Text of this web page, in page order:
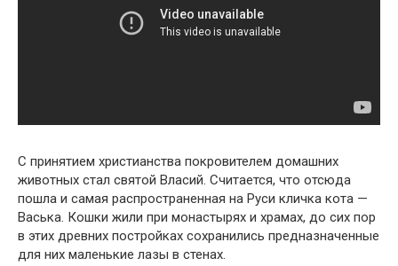
С принятием христианства покровителем домашних
животных стал святой Власий. Считается, что отсюда
пошла и самая распространенная на Руси кличка кота —
Васька. Кошки жили при монастырях и храмах, до сих пор
в этих древних постройках сохранились предназначенные
для них маленькие лазы в стенах.